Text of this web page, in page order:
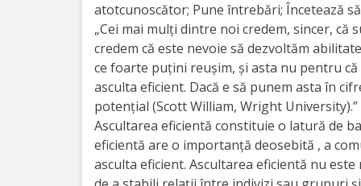
activitate
Parteneriate
Proiecte
Rapoarte
atotcunoscător; Pune întrebări; Încetează
„Cei mai mulți dintre noi credem, sincer,
credem că este nevoie să dezvoltăm
ce foarte puțini reușim, și asta nu pentru
asculta eficient. Dacă e să punem asta în
potențial (Scott William, Wright University).”
Ascultarea eficientă constituie o latură de
eficientă are o importanţă deosebită , a
asculta eficient. Ascultarea eficientă nu